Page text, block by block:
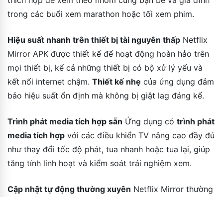
trong các buổi xem marathon hoặc tối xem phim.
Hiệu suất nhanh trên thiết bị tài nguyên thấp Netflix
Mirror APK được thiết kế để hoạt động hoàn hảo trên
mọi thiết bị, kể cả những thiết bị có bộ xử lý yếu và
kết nối internet chậm. Thiết kế nhẹ của ứng dụng đảm
bảo hiệu suất ổn định mà không bị giật lag đáng kể.
Trình phát media tích hợp sẵn Ứng dụng có trình phát
media tích hợp với các điều khiển TV nâng cao đầy đủ
như thay đổi tốc độ phát, tua nhanh hoặc tua lại, giúp
tăng tính linh hoạt và kiểm soát trải nghiệm xem.
Cập nhật tự động thường xuyên Netflix Mirror thường